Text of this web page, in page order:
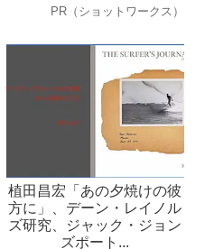
PR（ショットワークス）
植田昌宏「あの夕焼けの彼
方に」、デーン・レイノル
ズ研究、ジャック・ジョン
ズポート...